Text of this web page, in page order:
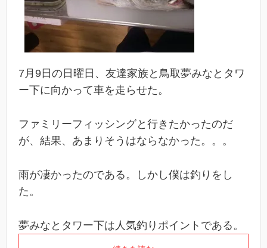
7月9日の日曜日、友達家族と鳥取夢みなとタワ
ー下に向かって車を走らせた。
ファミリーフィッシングと行きたかったのだ
が、結果、あまりそうはならなかった。。。
雨が凄かったのである。しかし僕は釣りをし
た。
夢みなとタワー下は人気釣りポイントである。